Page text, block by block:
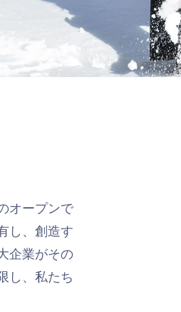
オープンで
し、創造す
企業がその
し、私たち